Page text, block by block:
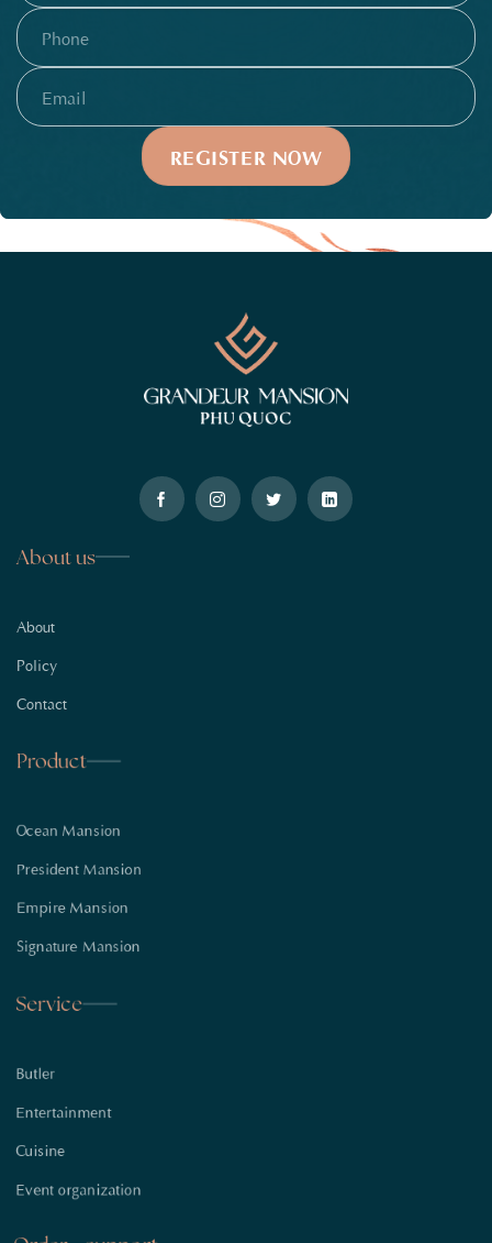
About us
About
Policy
Contact
Product
Ocean Mansion
President Mansion
Empire Mansion
Signature Mansion
Service
Butler
Entertainment
Cuisine
Event organization